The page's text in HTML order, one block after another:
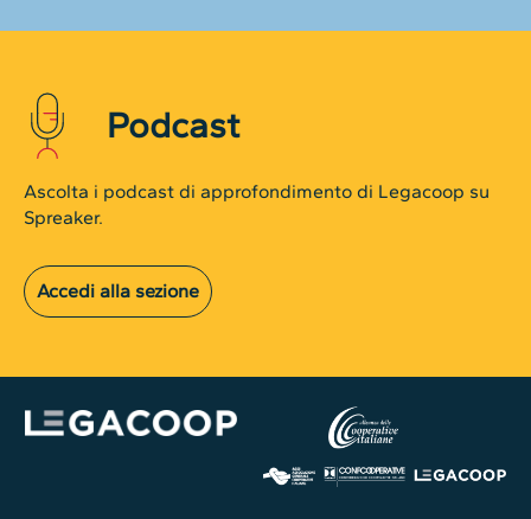
Podcast
Ascolta i podcast di approfondimento di Legacoop su
Spreaker.
Accedi alla sezione